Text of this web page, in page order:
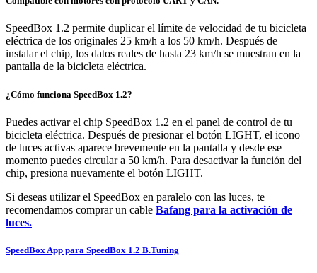
SpeedBox 1.2 permite duplicar el límite de velocidad de tu bicicleta
eléctrica de los originales 25 km/h a los 50 km/h. Después de
instalar el chip, los datos reales de hasta 23 km/h se muestran en la
pantalla de la bicicleta eléctrica.
¿Cómo funciona SpeedBox 1.2?
Puedes activar el chip SpeedBox 1.2 en el panel de control de tu
bicicleta eléctrica. Después de presionar el botón LIGHT, el icono
de luces activas aparece brevemente en la pantalla y desde ese
momento puedes circular a 50 km/h. Para desactivar la función del
chip, presiona nuevamente el botón LIGHT.
Si deseas utilizar el SpeedBox en paralelo con las luces, te
recomendamos comprar un cable Bafang para la activación de
luces.
SpeedBox App para SpeedBox 1.2 B.Tuning